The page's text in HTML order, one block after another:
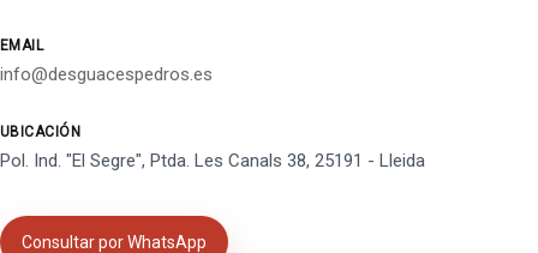
EMAIL
info@desguacespedros.es
UBICACIÓN
Pol. Ind. "El Segre", Ptda. Les Canals 38, 25191 - Lleida
Consultar por WhatsApp